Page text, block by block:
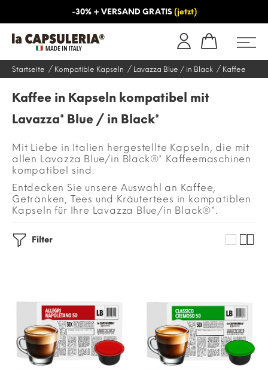
-30% + VERSAND GRATIS (jetzt)
Startseite Kompatible Kapseln Lavazza Blue / in Black Kaffee
Kaffee in Kapseln kompatibel mit
Lavazza* Blue / in Black*
Mit Liebe in Italien hergestellte Kapseln, die mit
allen Lavazza Blue/in Black®* Kaffeemaschinen
kompatibel sind.
Entdecken Sie unsere Auswahl an Kaffee,
Getränken, Tees und Kräutertees in kompatiblen
Kapseln für Ihre Lavazza Blue/in Black®*.
Filter